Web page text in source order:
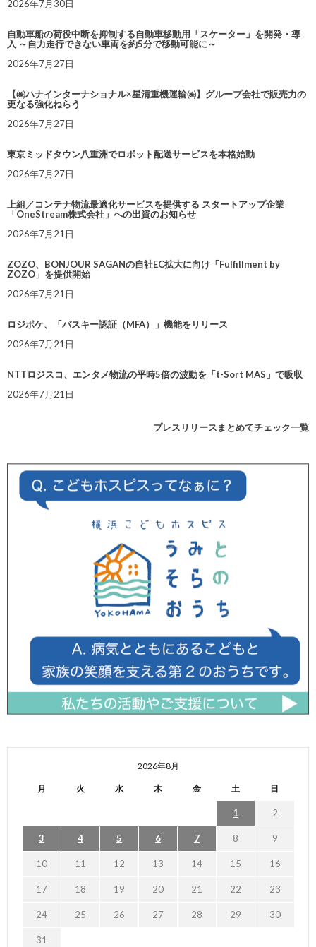
2026年7月30日
自動車船の荷役中断を抑制する自動車移動用「スケーター」を開発・導
入 ～自力走行できない車両を約5分で移動可能に～
2026年7月27日
【㈱ハナインターナショナル×星清重機運輸㈱】グループ会社で販売力の
更なる強化ねらう
2026年7月27日
東京ミッドタウン八重洲でロボット配送サービスを本格始動
2026年7月27日
上組／コンテナ物流最適化サービスを提供する スタートアップ企業
「OneStream株式会社」への出資のお知らせ
2026年7月21日
ZOZO、BONJOUR SAGANの自社EC拡大に向け「Fulfillment by
ZOZO」を提供開始
2026年7月21日
ロジポケ、「パスキー認証（MFA）」機能をリリース
2026年7月21日
NTTロジスコ、エンタメ物流の平時5倍の波動を「t-Sort MAS」で吸収
2026年7月21日
プレスリリースまとめてチェック一覧
2026年8月
月 火 水 木 金 土 日
1 2
3 4 5 6 7 8 9
10 11 12 13 14 15 16
17 18 19 20 21 22 23
24 25 26 27 28 29 30
31